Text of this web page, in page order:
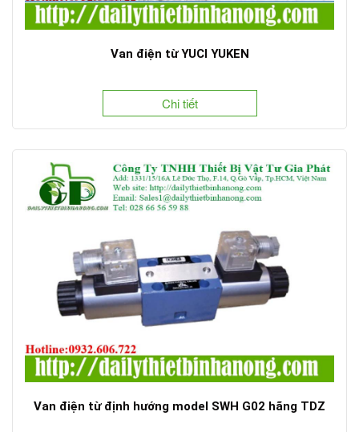
Van điện từ YUCI YUKEN
Chi tiết
Van điện từ định hướng model SWH G02 hãng TDZ